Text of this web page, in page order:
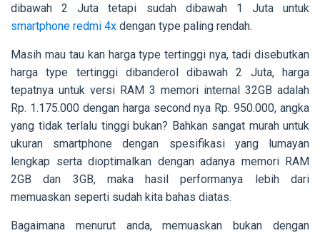
dibawah 2 Juta tetapi sudah dibawah 1 Juta untuk
smartphone redmi 4x dengan type paling rendah.
Masih mau tau kan harga type tertinggi nya, tadi disebutkan
harga type tertinggi dibanderol dibawah 2 Juta, harga
tepatnya untuk versi RAM 3 memori internal 32GB adalah
Rp. 1.175.000 dengan harga second nya Rp. 950.000, angka
yang tidak terlalu tinggi bukan? Bahkan sangat murah untuk
ukuran smartphone dengan spesifikasi yang lumayan
lengkap serta dioptimalkan dengan adanya memori RAM
2GB dan 3GB, maka hasil performanya lebih dari
memuaskan seperti sudah kita bahas diatas.
Bagaimana menurut anda, memuaskan bukan dengan